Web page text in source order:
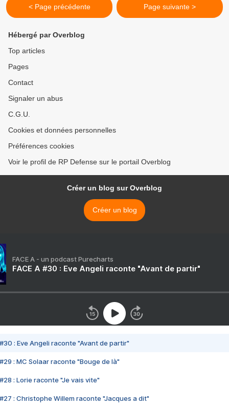
< Page précédente Page suivante >
Hébergé par Overblog
Top articles
Pages
Contact
Signaler un abus
C.G.U.
Cookies et données personnelles
Préférences cookies
Voir le profil de RP Defense sur le portail Overblog
Créer un blog sur Overblog
Créer un blog
FACE A - un podcast Purecharts
FACE A #30 : Eve Angeli raconte "Avant de partir"
#30 : Eve Angeli raconte "Avant de partir"
#29 : MC Solaar raconte "Bouge de là"
#28 : Lorie raconte "Je vais vite"
#27 : Christophe Willem raconte "Jacques a dit"